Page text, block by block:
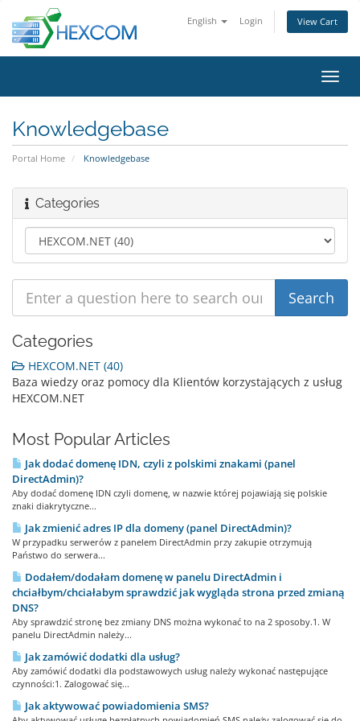
English Login View Cart
Knowledgebase
Portal Home Knowledgebase
Categories
Categories
HEXCOM.NET (40)
Baza wiedzy oraz pomocy dla Klientów korzystających z usług
HEXCOM.NET
Most Popular Articles
Jak dodać domenę IDN, czyli z polskimi znakami (panel
DirectAdmin)?
Aby dodać domenę IDN czyli domenę, w nazwie której pojawiają się polskie
znaki diakrytyczne...
Jak zmienić adres IP dla domeny (panel DirectAdmin)?
W przypadku serwerów z panelem DirectAdmin przy zakupie otrzymują
Państwo do serwera...
Dodałem/dodałam domenę w panelu DirectAdmin i
chciałbym/chciałabym sprawdzić jak wygląda strona przed zmianą
DNS?
Aby sprawdzić stronę bez zmiany DNS można wykonać to na 2 sposoby.1. W
panelu DirectAdmin należy...
Jak zamówić dodatki dla usług?
Aby zamówić dodatki dla podstawowych usług należy wykonać następujące
czynności:1. Zalogować się...
Jak aktywować powiadomienia SMS?